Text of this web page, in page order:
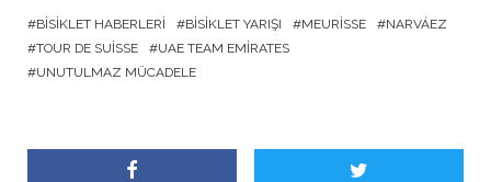
BISIKLET HABERLERI BISIKLET YARIŞI MEURISSE
NARVÁEZ
TOUR DE SUISSE
UAE TEAM EMIRATES
UNUTULMAZ MÜCADELE